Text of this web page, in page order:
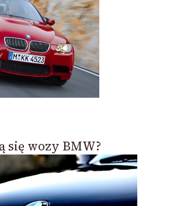
się wozy BMW?